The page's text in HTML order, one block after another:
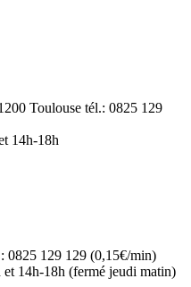
Toulouse tél.: 0825 129
14h-18h
0825 129 129 (0,15€/min)
14h-18h (fermé jeudi matin)